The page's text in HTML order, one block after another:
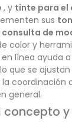
, y tinte para el
sus
consulta de
color y
línea ayuda
que se
coordinación
general.
concepto y